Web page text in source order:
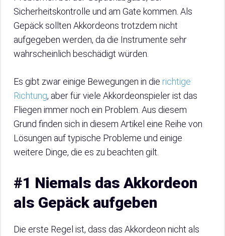
Sicherheitskontrolle und am Gate kommen. Als
Gepäck sollten Akkordeons trotzdem nicht
aufgegeben werden, da die Instrumente sehr
wahrscheinlich beschädigt würden.
Es gibt zwar einige Bewegungen in die richtige
Richtung, aber für viele Akkordeonspieler ist das
Fliegen immer noch ein Problem. Aus diesem
Grund finden sich in diesem Artikel eine Reihe von
Lösungen auf typische Probleme und einige
weitere Dinge, die es zu beachten gilt.
#1 Niemals das Akkordeon
als Gepäck aufgeben
Die erste Regel ist, dass das Akkordeon nicht als